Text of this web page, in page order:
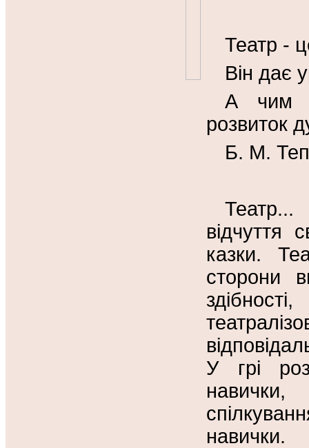
Театр -
Він дає
А чим
розвиток
Б. М.
відчуття
казки.
сторони
У грі
навички.